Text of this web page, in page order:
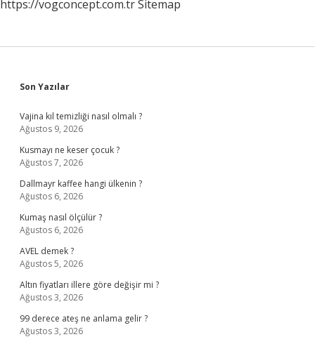
Uygulanan
https://vogconcept.com.trSitemap
Sidebar
Son Yazılar
Vajina kıl temizliği nasıl olmalı ?
Ağustos 9, 2026
Kusmayı ne keser çocuk ?
Ağustos 7, 2026
Dallmayr kaffee hangi ülkenin ?
Ağustos 6, 2026
Kumaş nasıl ölçülür ?
Ağustos 6, 2026
AVEL demek ?
Ağustos 5, 2026
Altın fiyatları illere göre değişir mi ?
Ağustos 3, 2026
99 derece ateş ne anlama gelir ?
Ağustos 3, 2026